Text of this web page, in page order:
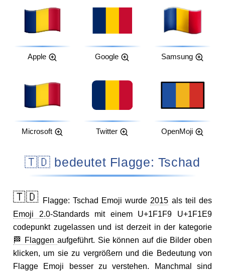
Apple Google Samsung
Microsoft Twitter OpenMoji
🇹🇩 bedeutet Flagge: Tschad
🇹🇩 Flagge: Tschad Emoji wurde 2015 als teil des
Emoji 2.0-Standards mit einem U+1F1F9 U+1F1E9
codepunkt zugelassen und ist derzeit in der kategorie
🏁 Flaggen aufgeführt. Sie können auf die Bilder oben
klicken, um sie zu vergrößern und die Bedeutung von
Flagge Emoji besser zu verstehen. Manchmal sind